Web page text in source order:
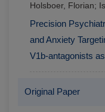
Holsboer, Florian;
Precision
and Anxiety
V1b-antagonists
Original Paper